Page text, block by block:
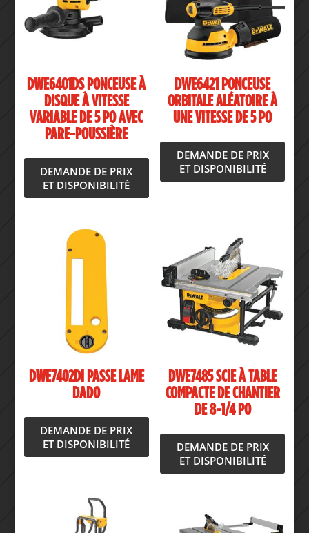
DWE6401DS PONCEUSE À
DISQUE À VITESSE
VARIABLE DE 5 PO AVEC
PARE-POUSSIÈRE
DEMANDE DE PRIX
ET DISPONIBILITÉ
DWE6421 PONCEUSE
ORBITALE ALÉATOIRE À
UNE VITESSE DE 5 PO
DEMANDE DE PRIX
ET DISPONIBILITÉ
DWE7402DI PASSE LAME
DADO
DEMANDE DE PRIX
ET DISPONIBILITÉ
DWE7485 SCIE À TABLE
COMPACTE DE CHANTIER
DE 8-1/4 PO
DEMANDE DE PRIX
ET DISPONIBILITÉ